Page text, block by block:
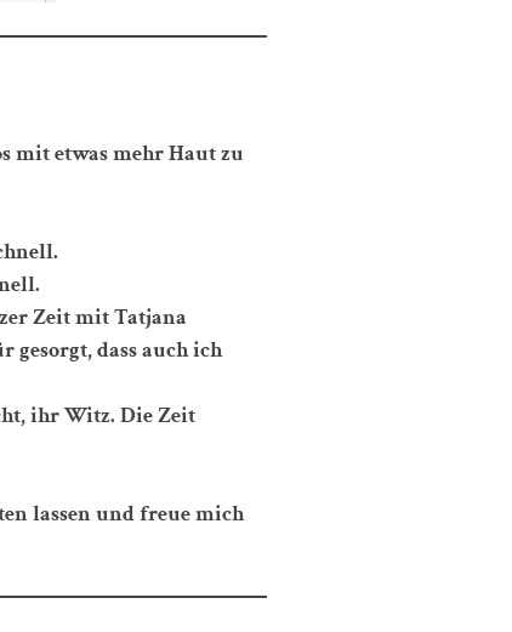
mit etwas mehr Haut zu
Zeit mit Tatjana
dass auch ich
ihr Witz. Die Zeit
lassen und freue mich